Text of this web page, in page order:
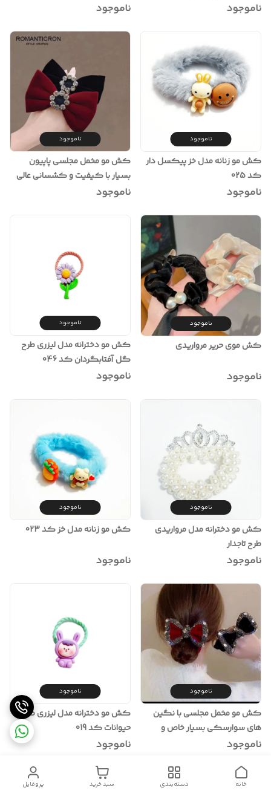
ناموجود ناموجود
ناموجود
کش مو زنانه مدل خز پیکسل دار
کد 025
ناموجود
ناموجود
کش مو مخمل مجلسی پاپیون
بسیار با کیفیت و کشسانی عالی
ناموجود
ناموجود
کش موی حریر مرواریدی
ناموجود
ناموجود
کش مو دخترانه مدل لیزری طرح
گل آفتابگردان کد 046
ناموجود
ناموجود
کش مو دخترانه مدل مرواریدی
طرح تاجدار
ناموجود
ناموجود
کش مو زنانه مدل خز کد 023
ناموجود
ناموجود
کش مو مخمل مجلسی با نگین
های سوارسکی بسیار خاص و
وارداتی
ناموجود
ناموجود
کش مو دخترانه مدل لیزری طرح
حیوانات کد 019
ناموجود
پروفایل سبد خرید دسته‌بندی خانه